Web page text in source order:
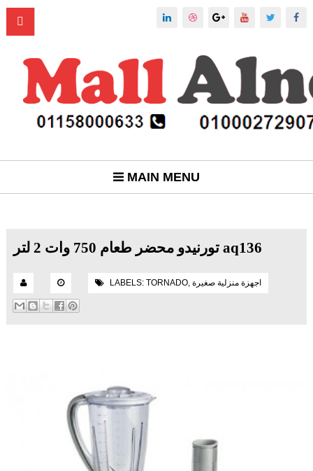
MAIN MENU
تورنيدو محضر طعام 750 وات 2 لتر aq136
LABELS: TORNADO, اجهزة منزلية صغيرة